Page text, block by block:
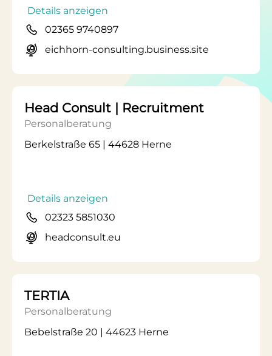
Details anzeigen
02365 9740897
eichhorn-consulting.business.site
Head Consult | Recruitment
Personalberatung
Berkelstraße 65 | 44628 Herne
Details anzeigen
02323 5851030
headconsult.eu
TERTIA
Personalberatung
Bebelstraße 20 | 44623 Herne